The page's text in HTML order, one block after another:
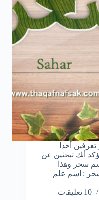
أحدا
أنك تبحثين عن
سحر وهذا
: اسم علم
10 تعليقات